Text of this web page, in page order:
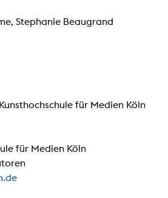
Stephanie Beaugrand
für Medien Köln
für Medien Köln